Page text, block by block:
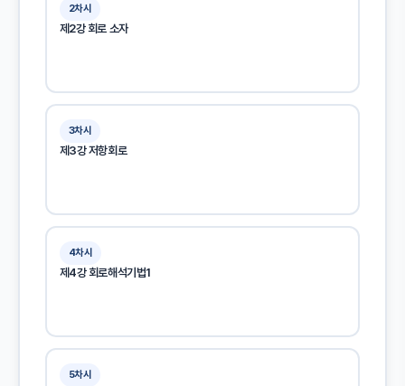
2차시
제2강 회로 소자
3차시
제3강 저항회로
4차시
제4강 회로해석기법1
5차시